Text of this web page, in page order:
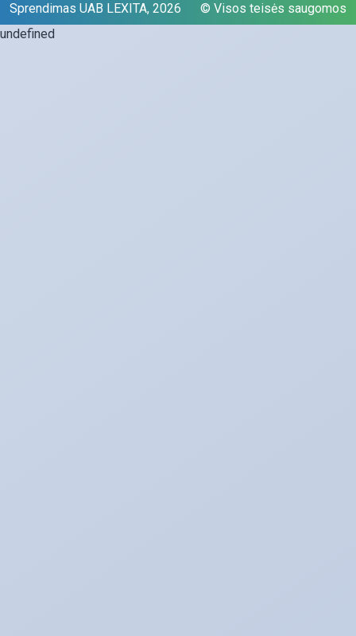
Sprendimas UAB LEXITA, 2026
© Visos teisės saugomos
undefined